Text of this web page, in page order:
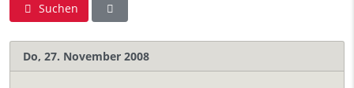
Suchen
Do, 27. November 2008